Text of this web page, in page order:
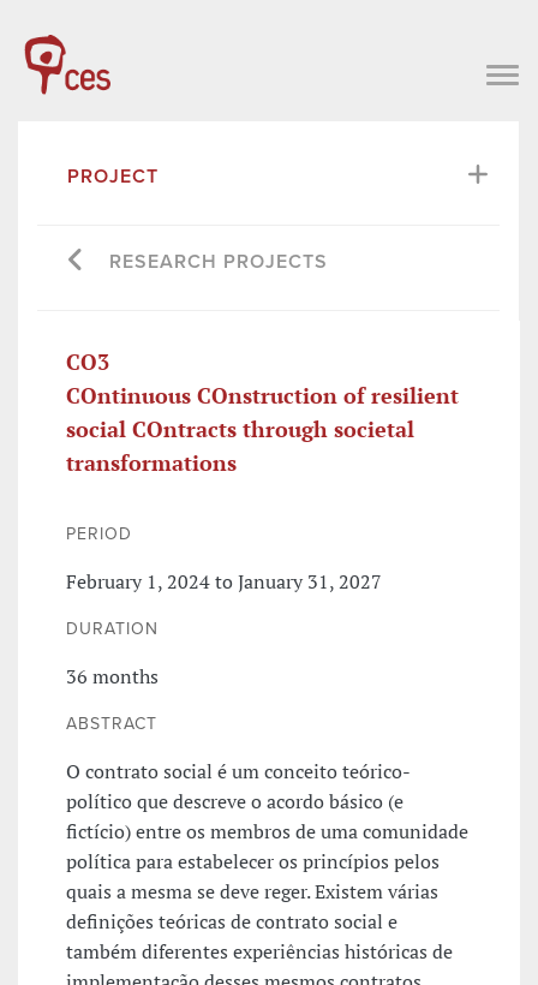
PROJECT
RESEARCH PROJECTS
CO3
COntinuous COnstruction of resilient
social COntracts through societal
transformations
PERIOD
February 1, 2024 to January 31, 2027
DURATION
36 months
ABSTRACT
O contrato social é um conceito teórico-
político que descreve o acordo básico (e
fictício) entre os membros de uma comunidade
política para estabelecer os princípios pelos
quais a mesma se deve reger. Existem várias
definições teóricas de contrato social e
também diferentes experiências históricas de